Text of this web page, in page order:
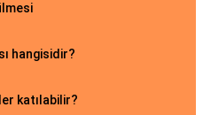
hangisidir?
katılabilir?